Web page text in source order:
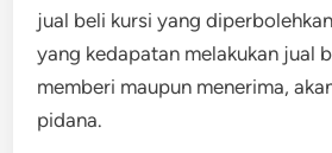
jual beli kursi yang
yang kedapatan melakukan jual
memberi maupun menerima,
pidana.